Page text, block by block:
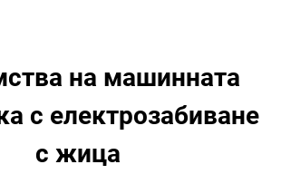
на машинната
с електрозабиване
с жица